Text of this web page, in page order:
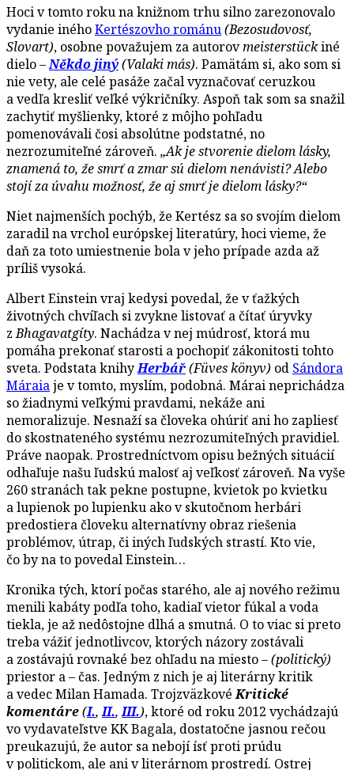
Hoci v tomto roku na knižnom trhu silno zarezonovalo
vydanie inéhoKertészovho románu(Bezosudovosť,
Slovart), osobne považujem za autorovmeisterstückiné
dielo –Někdo jiný(Valaki más). Pamätám si, ako som si
nie vety, ale celé pasáže začal vyznačovať ceruzkou
a vedľa kresliť veľké výkričníky. Aspoň tak som sa snažil
zachytiť myšlienky, ktoré z môjho pohľadu
pomenovávali čosi absolútne podstatné, no
nezrozumiteľné zároveň. „Ak je stvorenie dielom lásky,
znamená to, že smrť a zmar sú dielom nenávisti? Alebo
stojí za úvahu možnosť, že aj smrť je dielom lásky?“
Niet najmenších pochýb, že Kertész sa so svojím dielom
zaradil na vrchol európskej literatúry, hoci vieme, že
daň za toto umiestnenie bola v jeho prípade azda až
príliš vysoká.
Albert Einstein vraj kedysi povedal, že v ťažkých
životných chvíľach si zvykne listovať a čítať úryvky
zBhagavatgíty. Nachádza v nej múdrosť, ktorá mu
pomáha prekonať starosti a pochopiť zákonitosti tohto
sveta. Podstata knihyHerbář(Füves könyv) od Sándora
Máraiaje v tomto, myslím, podobná. Márai neprichádza
so žiadnymi veľkými pravdami, nekáže ani
nemoralizuje. Nesnaží sa človeka ohúriť ani ho zapliesť
do skostnateného systému nezrozumiteľných pravidiel.
Práve naopak. Prostredníctvom opisu bežných situácií
odhaľuje našu ľudskú malosť aj veľkosť zároveň. Na vyše
260 stranách tak pekne postupne, kvietok po kvietku
a lupienok po lupienku ako v skutočnom herbári
predostiera človeku alternatívny obraz riešenia
problémov, útrap, či iných ľudských strastí. Kto vie,
čo by na to povedal Einstein…
Kronika tých, ktorí počas starého, ale aj nového režimu
menili kabáty podľa toho, kadiaľ vietor fúkal a voda
tiekla, je až nedôstojne dlhá a smutná. O to viac si preto
treba vážiť jednotlivcov, ktorých názory zostávali
a zostávajú rovnaké bez ohľadu na miesto –(politický)
priestor a – čas. Jedným z nich je aj literárny kritik
a vedec Milan Hamada. TrojzväzkovéKritické
komentáre(I.,II.,III.), ktoré od roku 2012 vychádzajú
vo vydavateľstve KK Bagala, dostatočne jasnou rečou
preukazujú, že autor sa nebojí ísť proti prúdu
v politickom, ale ani v literárnom prostredí. Ostrej